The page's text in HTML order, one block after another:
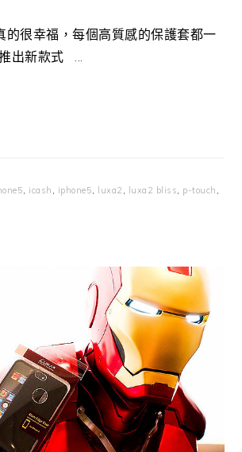
的很幸福，每個高質感的保護套都一
出新款式 ...
icash iphone5 luxa2 luxa2 bliss p-touch